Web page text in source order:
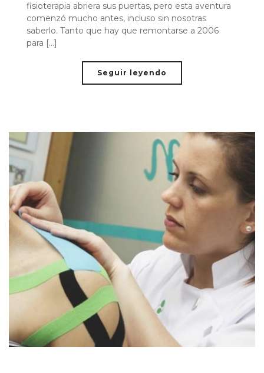
fisioterapia abriera sus puertas, pero esta aventura
comenzó mucho antes, incluso sin nosotras
saberlo. Tanto que hay que remontarse a 2006
para [...]
Seguir leyendo